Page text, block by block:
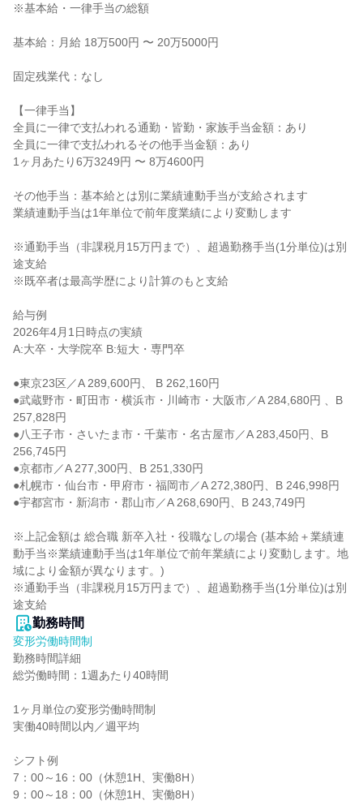
※基本給・一律手当の総額
基本給：月給 18万500円 〜 20万5000円
固定残業代：なし
【一律手当】
全員に一律で支払われる通勤・皆勤・家族手当金額：あり
全員に一律で支払われるその他手当金額：あり
1ヶ月あたり6万3249円 〜 8万4600円
その他手当：基本給とは別に業績連動手当が支給されます
業績連動手当は1年単位で前年度業績により変動します
※通勤手当（非課税月15万円まで）、超過勤務手当(1分単位)は別
途支給
※既卒者は最高学歴により計算のもと支給
給与例
2026年4月1日時点の実績
A:大卒・大学院卒 B:短大・専門卒
●東京23区／A 289,600円、 B 262,160円
●武蔵野市・町田市・横浜市・川崎市・大阪市／A 284,680円 、B
257,828円
●八王子市・さいたま市・千葉市・名古屋市／A 283,450円、B
256,745円
●京都市／A 277,300円、B 251,330円
●札幌市・仙台市・甲府市・福岡市／A 272,380円、B 246,998円
●宇都宮市・新潟市・郡山市／A 268,690円、B 243,749円
※上記金額は 総合職 新卒入社・役職なしの場合 (基本給＋業績連
動手当※業績連動手当は1年単位で前年業績により変動します。地
域により金額が異なります。)
※通勤手当（非課税月15万円まで）、超過勤務手当(1分単位)は別
途支給
勤務時間
変形労働時間制
勤務時間詳細
総労働時間：1週あたり40時間
1ヶ月単位の変形労働時間制
実働40時間以内／週平均
シフト例
7：00～16：00（休憩1H、実働8H）
9：00～18：00（休憩1H、実働8H）